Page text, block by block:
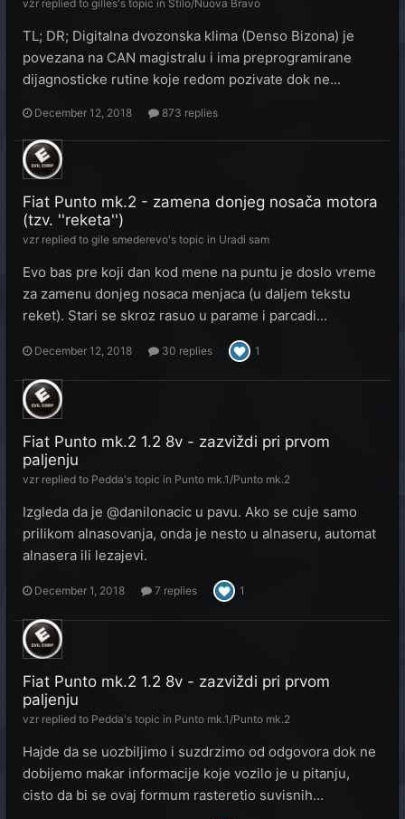
vzr replied to gilles's topic in Stilo/Nuova Bravo
TL; DR; Digitalna dvozonska klima (Denso Bizona) je
povezana na CAN magistralu i ima preprogramirane
dijagnosticke rutine koje redom pozivate dok ne...
December 12, 2018 873 replies
Fiat Punto mk.2 - zamena donjeg nosača motora
(tzv. ''reketa'')
vzr replied to gile smederevo's topic in Uradi sam
Evo bas pre koji dan kod mene na puntu je doslo vreme
za zamenu donjeg nosaca menjaca (u daljem tekstu
reket). Stari se skroz rasuo u parame i parcadi...
December 12, 2018 30 replies 1
Fiat Punto mk.2 1.2 8v - zazviždi pri prvom
paljenju
vzr replied to Pedda's topic in Punto mk.1/Punto mk.2
Izgleda da je @danilonacic u pavu. Ako se cuje samo
prilikom alnasovanja, onda je nesto u alnaseru, automat
alnasera ili lezajevi.
December 1, 2018 7 replies 1
Fiat Punto mk.2 1.2 8v - zazviždi pri prvom
paljenju
vzr replied to Pedda's topic in Punto mk.1/Punto mk.2
Hajde da se uozbiljimo i suzdrzimo od odgovora dok ne
dobijemo makar informacije koje vozilo je u pitanju,
cisto da bi se ovaj formum rasteretio suvisnih...